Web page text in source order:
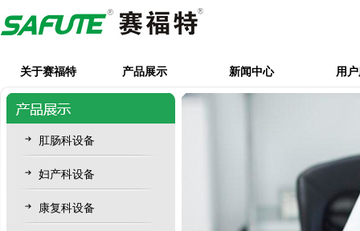
关于赛福特 产品展示 新闻中心 用
肛肠科设备
妇产科设备
康复科设备